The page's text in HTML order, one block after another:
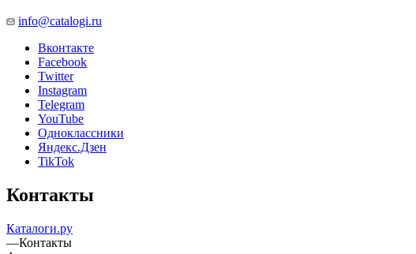
info@catalogi.ru
Вконтакте
Facebook
Twitter
Instagram
Telegram
YouTube
Одноклассники
Яндекс.Дзен
TikTok
Контакты
Каталоги.ру
—Контакты